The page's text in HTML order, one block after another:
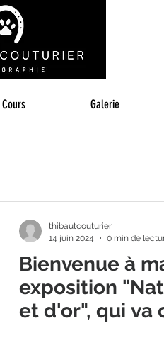
Cours Galerie
Bienvenue à
exposition
et d'or", qui va
thibautcouturier
14 juin 2024
0 min de